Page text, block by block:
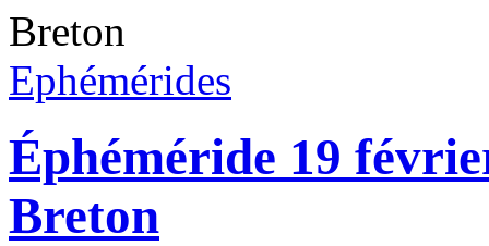
Breton
Ephémérides
Éphéméride 19
Breton